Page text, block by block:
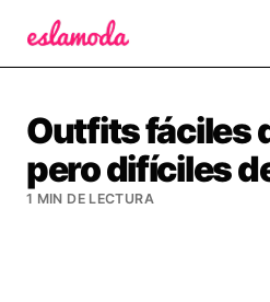
Outfits fáciles
pero difíciles
1 MIN DE LECTURA